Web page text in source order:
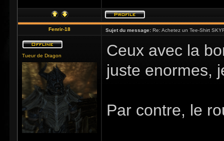
Fenrir-18 Sujet du message: Re: Achetez un Tee-Shirt
Tueur de Dragon
Ceux avec la
juste enormes,
Par contre, le